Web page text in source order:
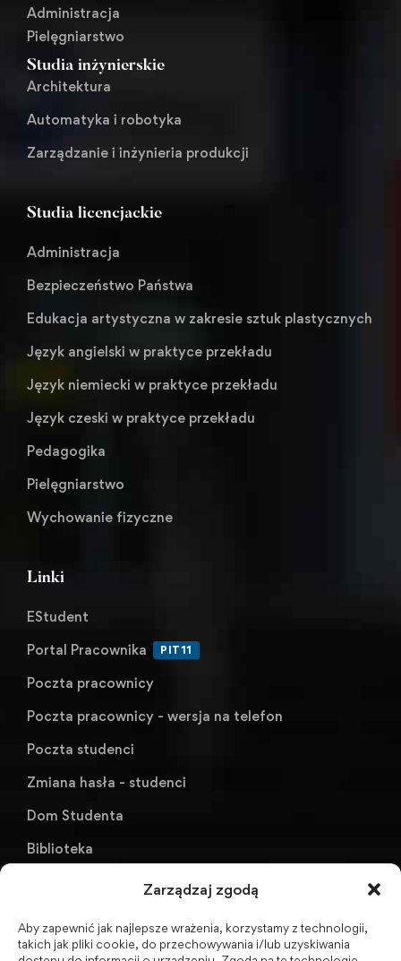
Zarządzaj zgodą
Aby zapewnić jak najlepsze wrażenia, korzystamy z technologii,
takich jak pliki cookie, do przechowywania i/lub uzyskiwania
Administracja
Pielęgniarstwo
Studia inżynierskie
Architektura
Automatyka i robotyka
Zarządzanie i inżynieria produkcji
Studia licencjackie
Administracja
Bezpieczeństwo Państwa
Edukacja artystyczna w zakresie sztuk plastycznych
Język angielski w praktyce przekładu
Język niemiecki w praktyce przekładu
Język czeski w praktyce przekładu
Pedagogika
Pielęgniarstwo
Wychowanie fizyczne
Linki
EStudent
Portal Pracownika
PIT11
Poczta pracownicy
Poczta pracownicy - wersja na telefon
Poczta studenci
Zmiana hasła - studenci
Dom Studenta
Biblioteka
KU AZS ANS w Raciborzu
Biuletyn Informacji Publicznej